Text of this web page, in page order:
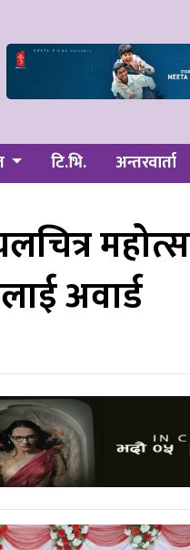
टि.भि. अन्तरवार्ता
अवार्ड